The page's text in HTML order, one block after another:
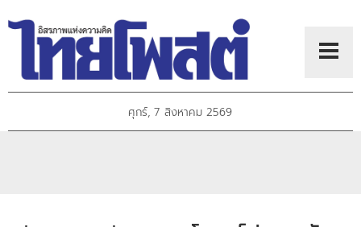
ศุกร์, 7 สิงหาคม 2569